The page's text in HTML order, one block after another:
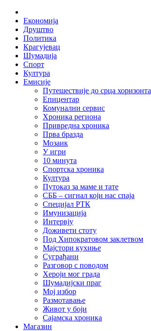
Skip
content
Економија
Друштво
Политика
Крагујевац
Шумадија
Спорт
Култура
Емисије
Путешествије до срца хоризонта
Епицентар
Комунални сервис
Хроника региона
Привредна хроника
Прва бразда
Мозаик
У игри
10 минута
Спортска хроника
Култура
Путоказ за маме и тате
СББ – сигнал који нас спаја
Специјал РТК
Имунизација
Интервју
Доживети стоту
Под Хипократовом заклетвом
Мајстори кухиње
Суграђани
Разговор с поводом
Хероји мог града
Шумадијски праг
Мој избор
Размотавање
Живот у боји
Сајамска хроника
Магазин